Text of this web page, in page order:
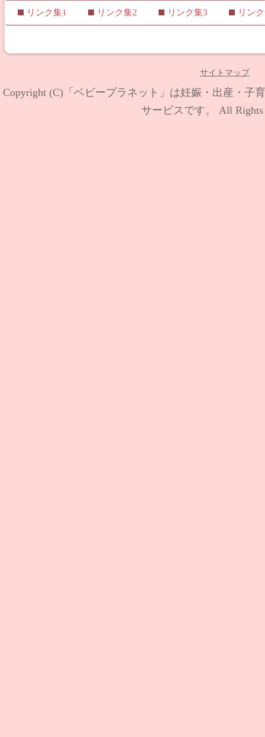
リンク集1 リンク集2 リンク集3 リン
サイトマップ
Copyright (C) 「ベビープラネット」は妊娠・出産・子
サービスです。
All Rights